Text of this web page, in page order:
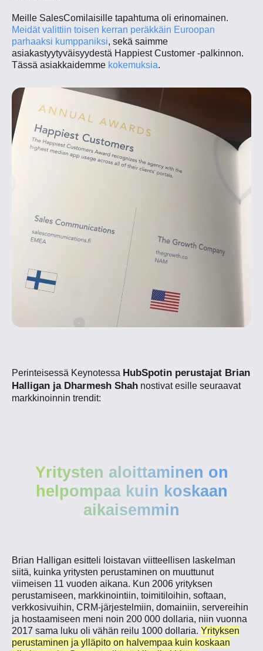
Meille SalesComilaisille tapahtuma oli erinomainen.
Meidät valittiin toisen kerran peräkkäin Euroopan
parhaaksi kumppaniksi, sekä saimme
asiakastyytyväisyydestä Happiest Customer -palkinnon.
Tässä asiakkaidemme kokemuksia.
Perinteisessä Keynotessa HubSpotin perustajat Brian
Halligan ja Dharmesh Shah nostivat esille seuraavat
markkinoinnin trendit:
Yritysten aloittaminen on
helpompaa kuin koskaan
aikaisemmin
Brian Halligan esitteli loistavan viitteellisen laskelman
siitä, kuinka yritysten perustaminen on muuttunut
viimeisen 11 vuoden aikana. Kun 2006 yrityksen
perustamiseen, markkinointiin, toimitiloihin, softaan,
verkkosivuihin, CRM-järjestelmiin, domainiin, servereihin
ja hostaamiseen meni noin 200 000 dollaria, niin vuonna
2017 sama luku oli vähän reilu 1000 dollaria. Yrityksen
perustaminen ja ylläpito on halvempaa kuin koskaan